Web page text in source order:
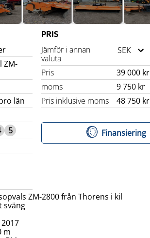
ZM-
län
5
PRIS
Jämför i annan
valuta
SEK
Pris
39 000 kr
moms
9 750 kr
Pris inklusive moms
48 750 kr
Finansiering
ZM-2800 från Thorens i kil
sväng
m